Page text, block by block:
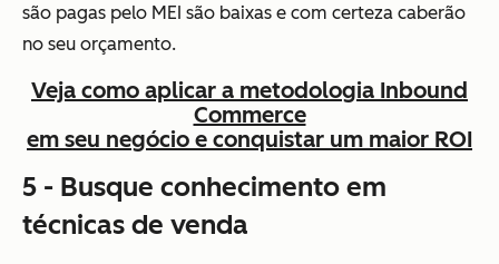
são pagas pelo MEI são baixas e com certeza caberão
no seu orçamento.
Veja como aplicar a metodologia Inbound
Commerce
em seu negócio e conquistar um maior ROI
5 - Busque conhecimento em
técnicas de venda